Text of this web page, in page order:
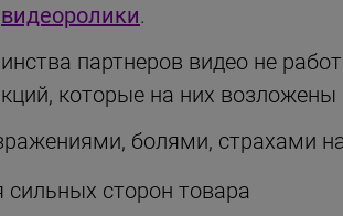
видеоролики.
партнеров видео не
которые на них возложены
болями, страхами
сильных сторон товара